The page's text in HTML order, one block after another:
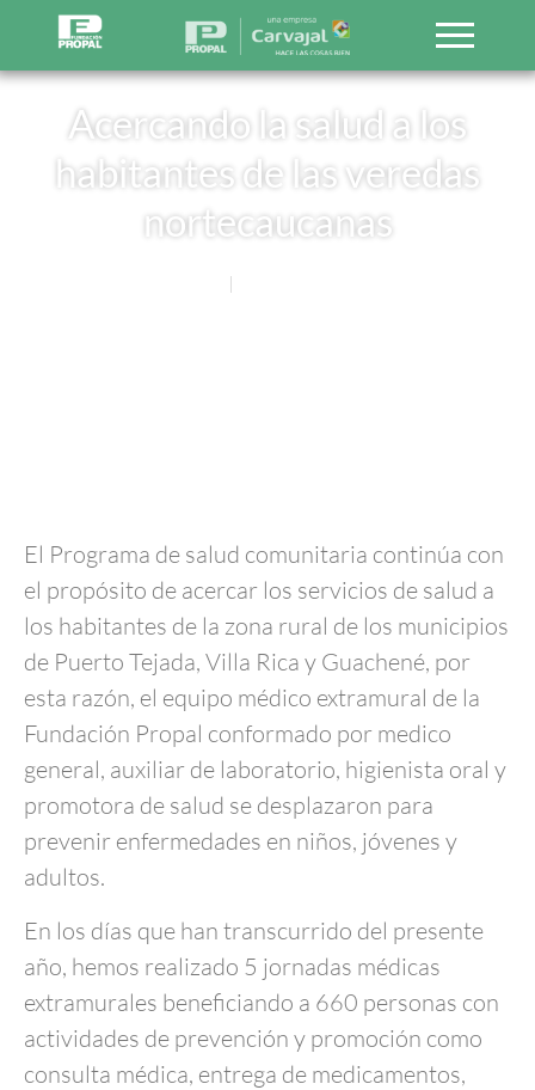
Acercando la salud a los
habitantes de las veredas
nortecaucanas
El Programa de salud comunitaria continúa con
el propósito de acercar los servicios de salud a
los habitantes de la zona rural de los municipios
de Puerto Tejada, Villa Rica y Guachené, por
esta razón, el equipo médico extramural de la
Fundación Propal conformado por medico
general, auxiliar de laboratorio, higienista oral y
promotora de salud se desplazaron para
prevenir enfermedades en niños, jóvenes y
adultos.
En los días que han transcurrido del presente
año, hemos realizado 5 jornadas médicas
extramurales beneficiando a 660 personas con
actividades de prevención y promoción como
consulta médica, entrega de medicamentos,